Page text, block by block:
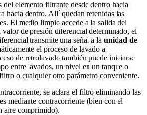
elemento filtrante desde dentro hacia
hacia dentro. Allí quedan retenidas las
El medio limpio accede a la salida del
de presión diferencial determinado, el
transmite una señal a la unidad de
el proceso de lavado a
de retrolavado también puede iniciarse
entre lavados, un nivel en un tanque o
o cualquier otro parámetro conveniente.
se aclara el filtro eliminando las
mediante contracorriente (bien con el
aire comprimido).